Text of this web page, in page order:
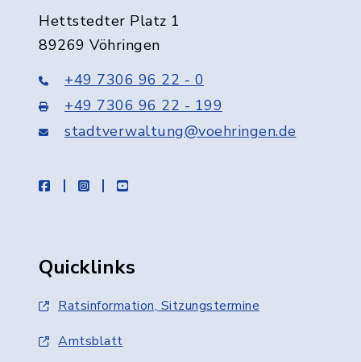
Hettstedter Platz 1
89269 Vöhringen
+49 7306 96 22 - 0
+49 7306 96 22 - 199
stadtverwaltung@voehringen.de
facebookinstagramyoutube
Quicklinks
Ratsinformation, Sitzungstermine
Amtsblatt